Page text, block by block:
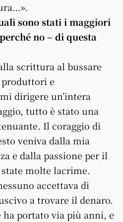
sono stati i maggiori
no – di questa
scrittura al bussare
e
dirigere un’intera
tutto è stato una
Il coraggio di
veniva dalla mia
e dalla passione per il
molte lacrime.
accettava di
a trovare il denaro.
ha portato via più anni, e